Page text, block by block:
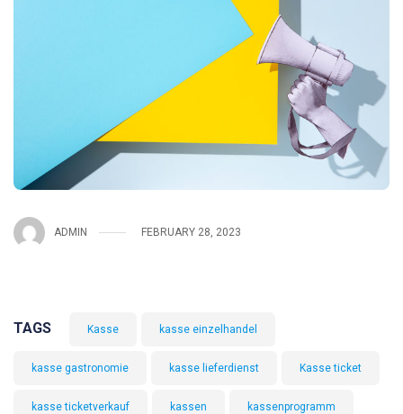
ADMIN FEBRUARY 28, 2023
TAGS Kasse kasse einzelhandel
kasse gastronomie kasse lieferdienst Kasse ticket
kasse ticketverkauf kassen kassenprogramm